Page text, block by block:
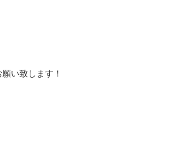
い致します！